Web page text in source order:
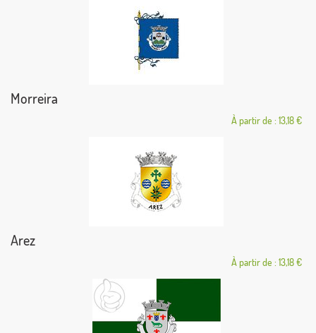
Morreira
À partir de : 13,18 €
Arez
À partir de : 13,18 €